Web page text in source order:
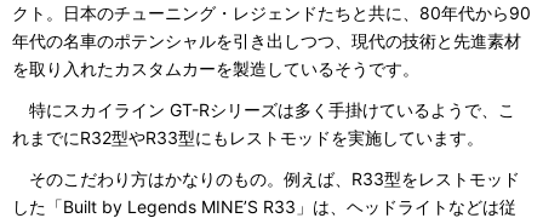
クト。日本のチューニング・レジェンドたちと共に、80年代から90
年代の名車のポテンシャルを引き出しつつ、現代の技術と先進素材
を取り入れたカスタムカーを製造しているそうです。
特にスカイライン GT-Rシリーズは多く手掛けているようで、こ
れまでにR32型やR33型にもレストモッドを実施しています。
そのこだわり方はかなりのもの。例えば、R33型をレストモッド
した「Built by Legends MINE’S R33」は、ヘッドライトなどは従